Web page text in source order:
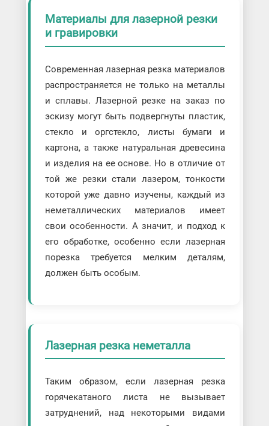
Материалы для лазерной резки
и гравировки
Современная лазерная резка материалов
распространяется не только на металлы
и сплавы. Лазерной резке на заказ по
эскизу могут быть подвергнуты пластик,
стекло и оргстекло, листы бумаги и
картона, а также натуральная древесина
и изделия на ее основе. Но в отличие от
той же резки стали лазером, тонкости
которой уже давно изучены, каждый из
неметаллических материалов имеет
свои особенности. А значит, и подход к
его обработке, особенно если лазерная
порезка требуется мелким деталям,
должен быть особым.
Лазерная резка неметалла
Таким образом, если лазерная резка
горячекатаного листа не вызывает
затруднений, над некоторыми видами